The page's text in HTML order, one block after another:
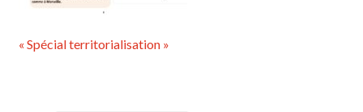
« Spécial territorialisation »